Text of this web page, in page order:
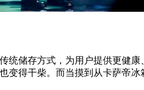
存方式，为用户提供更健康
得干柴。而当摸到从卡萨帝